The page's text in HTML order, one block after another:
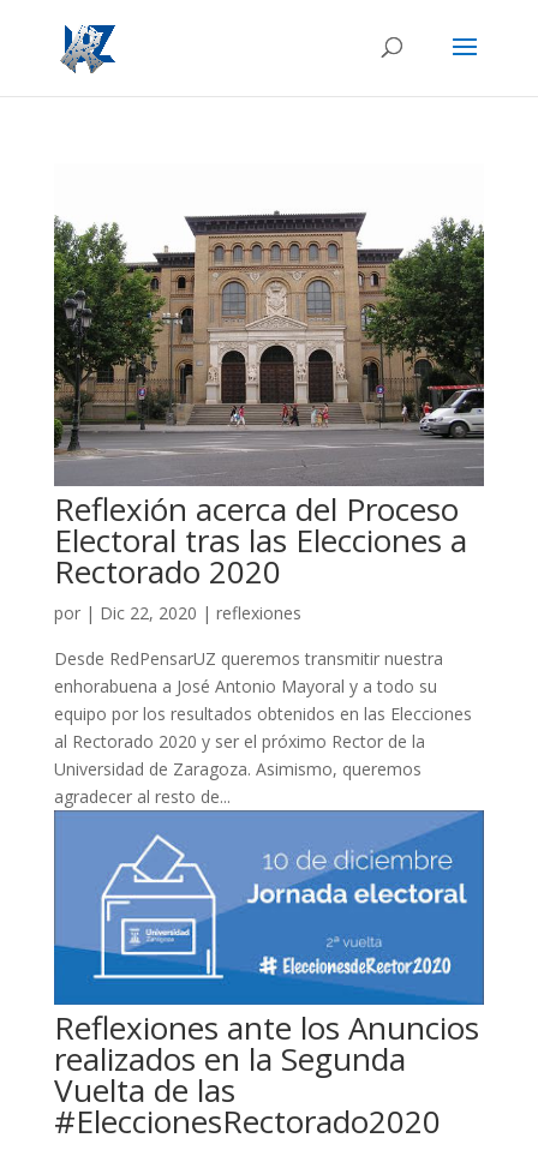
Reflexión acerca del Proceso
Electoral tras las Elecciones a
Rectorado 2020
por | Dic 22, 2020 | reflexiones
Desde RedPensarUZ queremos transmitir nuestra
enhorabuena a José Antonio Mayoral y a todo su
equipo por los resultados obtenidos en las Elecciones
al Rectorado 2020 y ser el próximo Rector de la
Universidad de Zaragoza. Asimismo, queremos
agradecer al resto de...
Reflexiones ante los Anuncios
realizados en la Segunda
Vuelta de las
#EleccionesRectorado2020